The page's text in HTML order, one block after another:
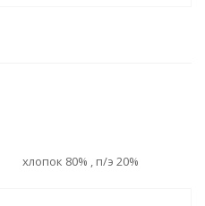
хлопок 80% , п/э 20%